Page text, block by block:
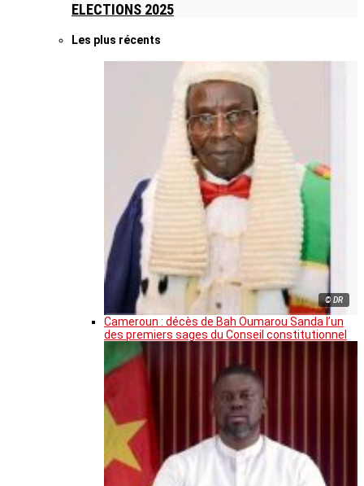
ELECTIONS 2025
Les plus récents
© DR
Cameroun : décès de Bah Oumarou Sanda l’un
des premiers sages du Conseil constitutionnel